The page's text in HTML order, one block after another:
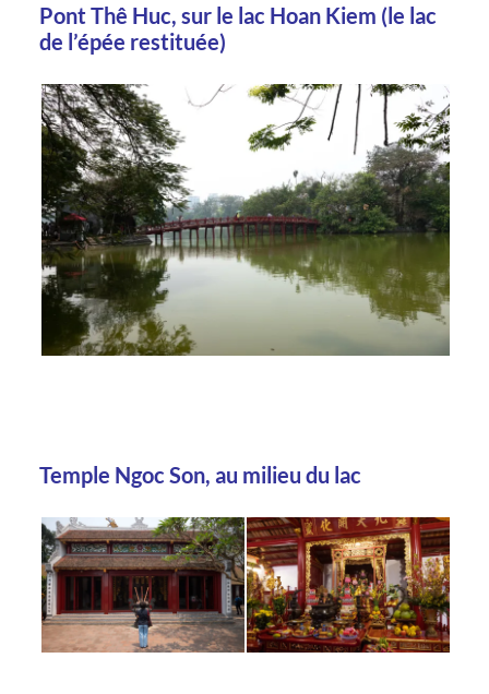
Pont Thê Huc, sur le lac Hoan Kiem (le lac
de l’épée restituée)
Temple Ngoc Son, au milieu du lac